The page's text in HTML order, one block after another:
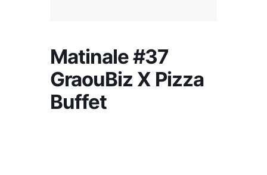
Matinale #37
GraouBiz X Pizza
Buffet